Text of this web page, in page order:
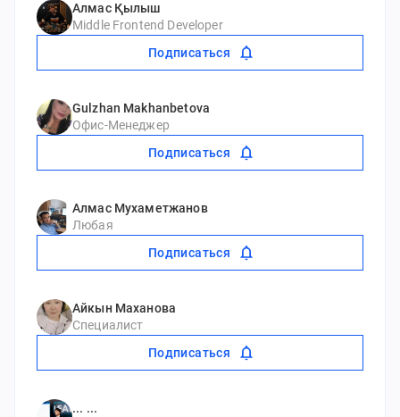
Алмас Қылыш
Middle Frontend Developer
Подписаться
Gulzhan Makhanbetova
Офис-Менеджер
Подписаться
Алмас Мухаметжанов
Любая
Подписаться
Айкын Маханова
Специалист
Подписаться
... ...